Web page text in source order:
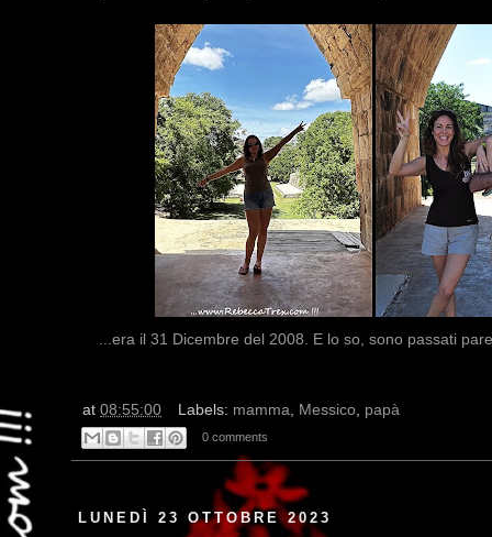
...era il 31 Dicembre del 2008. E lo so, sono passati
at 08:55:00 Labels: mamma Messico, papà
0 comments
LUNEDÌ 23 OTTOBRE 2023